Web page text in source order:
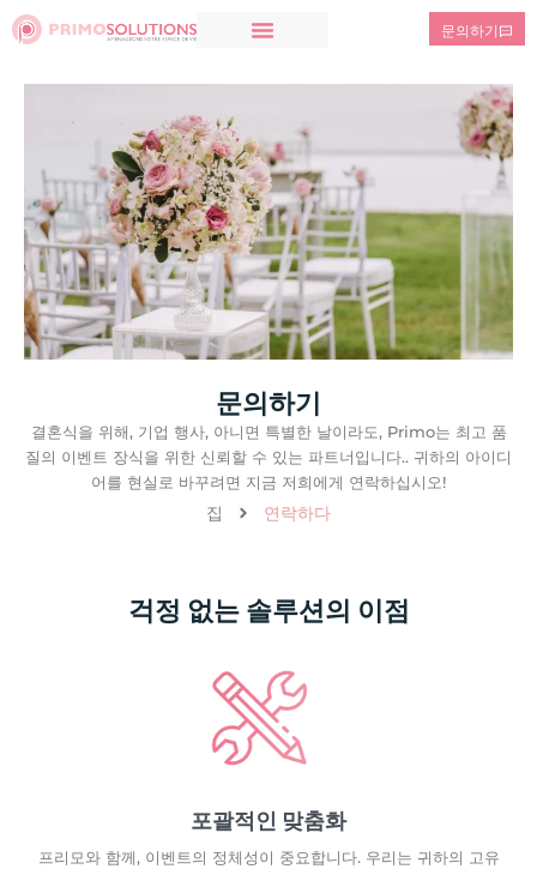
문의하기
문의하기
결혼식을 위해, 기업 행사, 아니면 특별한 날이라도, Primo는 최고 품
질의 이벤트 장식을 위한 신뢰할 수 있는 파트너입니다.. 귀하의 아이디
어를 현실로 바꾸려면 지금 저희에게 연락하십시오!
집 연락하다
걱정 없는 솔루션의 이점
포괄적인 맞춤화
프리모와 함께, 이벤트의 정체성이 중요합니다. 우리는 귀하의 고유